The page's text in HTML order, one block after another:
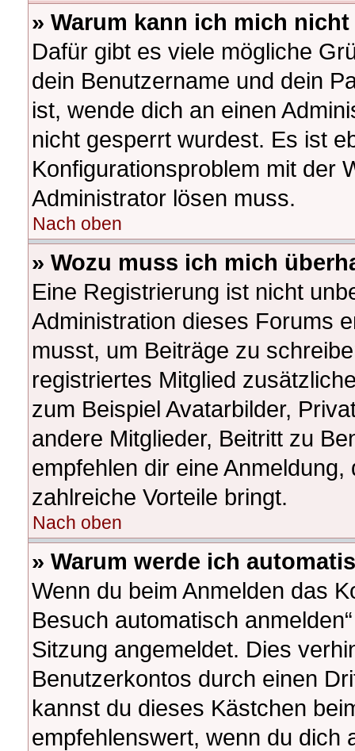
» Warum kann ich mich
Dafür gibt es viele mögliche
dein Benutzername und dein
ist, wende dich an einen
nicht gesperrt wurdest. Es ist
Konfigurationsproblem mit der
Administrator lösen muss.
Nach oben
» Wozu muss ich mich
Eine Registrierung ist nicht
Administration dieses Forums
musst, um Beiträge zu
registriertes Mitglied
zum Beispiel Avatarbilder,
andere Mitglieder, Beitritt zu
empfehlen dir eine
zahlreiche Vorteile bringt.
Nach oben
» Warum werde ich
Wenn du beim Anmelden das
Besuch automatisch
Sitzung angemeldet. Dies
Benutzerkontos durch einen
kannst du dieses Kästchen
empfehlenswert, wenn du dich